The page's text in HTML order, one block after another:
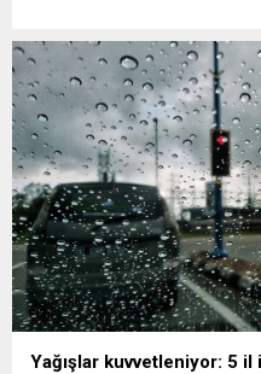
kesilen öğrencilere yeniden
affı” düzenlemesi böylece
Yağışlar kuvvetleniyor: 5 il